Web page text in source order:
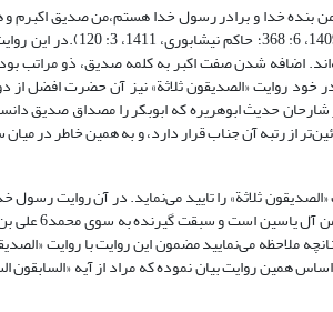
من بنده خدا و برادر رسول خدا هستم،من صدیق
نمی‌دهد مگر اینکه دروغ گفته باشد
شدن صفت اکبر به کلمه صدیق، ذو مراتب
اما برترین و بزرگ‌ترین آنها حضرت علی7است. حتی در خود روایت «الصدیقون
حدیث ابوهریره که ابوبکر را مصداق صدیق
صدیقیت علی بن ابیطالب7نیست و در رتبه‌ای پائین‌تر از رتبه آن جناب قرار دارد،
ملاحظه می‌نمایید مضمون این روایت با روایت